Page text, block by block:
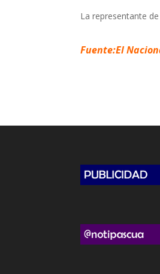
La representante
Fuente:El